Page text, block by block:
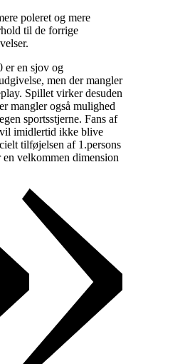
poleret og mere
til de forrige
.
er en sjov og
men der mangler
Spillet virker desuden
mangler også mulighed
sportsstjerne. Fans af
imidlertid ikke blive
tilføjelsen af 1.persons
velkommen dimension